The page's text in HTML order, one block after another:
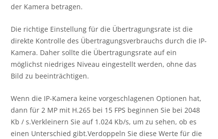
der Kamera betragen.
Die richtige Einstellung für die Übertragungsrate ist die
direkte Kontrolle des Übertragungsverbrauchs durch die IP-
Kamera. Daher sollte die Übertragungsrate auf ein
möglichst niedriges Niveau eingestellt werden, ohne das
Bild zu beeinträchtigen.
Wenn die IP-Kamera keine vorgeschlagenen Optionen hat,
dann für 2 MP mit H.265 bei 15 FPS beginnen Sie bei 2048
Kb / s.Verkleinern Sie auf 1.024 Kb/s, um zu sehen, ob es
einen Unterschied gibt.Verdoppeln Sie diese Werte für die